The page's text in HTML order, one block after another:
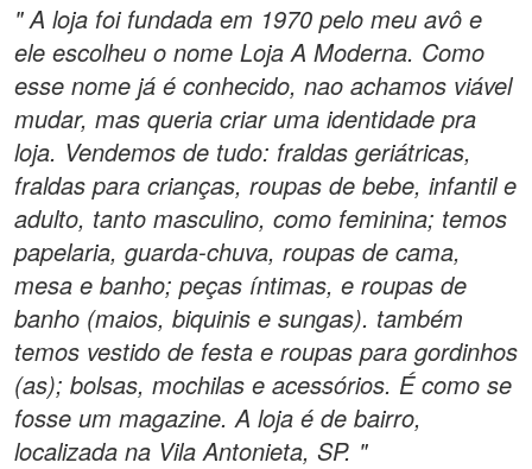
" A loja foi fundada em 1970 pelo meu avô e
ele escolheu o nome Loja A Moderna. Como
esse nome já é conhecido, nao achamos viável
mudar, mas queria criar uma identidade pra
loja. Vendemos de tudo: fraldas geriátricas,
fraldas para crianças, roupas de bebe, infantil e
adulto, tanto masculino, como feminina; temos
papelaria, guarda-chuva, roupas de cama,
mesa e banho; peças íntimas, e roupas de
banho (maios, biquinis e sungas). também
temos vestido de festa e roupas para gordinhos
(as); bolsas, mochilas e acessórios. É como se
fosse um magazine. A loja é de bairro,
localizada na Vila Antonieta, SP. "